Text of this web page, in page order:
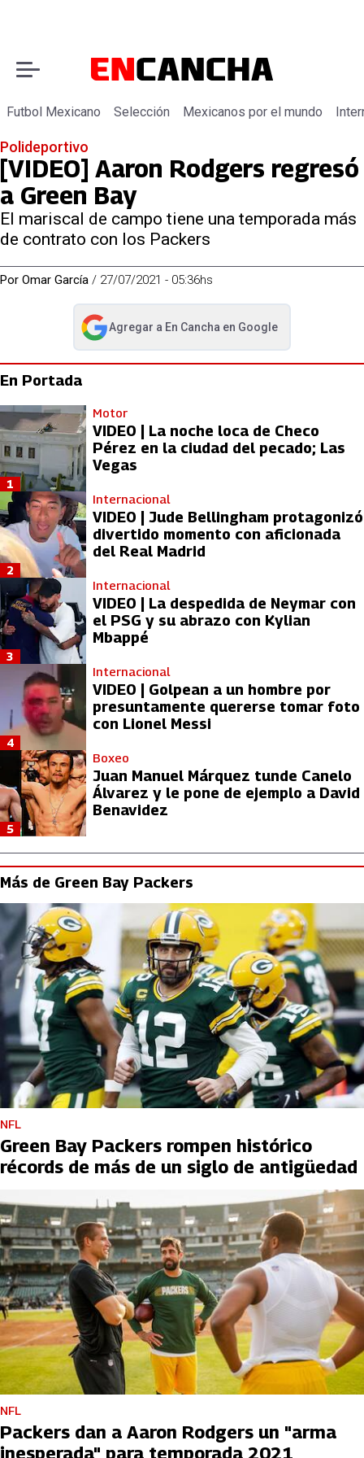
Futbol Mexicano Selección Mexicanos por el mundo
Polideportivo
[VIDEO] Aaron Rodgers regresó
a Green Bay
El mariscal de campo tiene una temporada más
de contrato con los Packers
Por Omar García / 27/07/2021 - 05:36hs
Agregar a En Cancha en Google
abre en nueva pestaña
En Portada
Motor
VIDEO | La noche loca de Checo
Pérez en la ciudad del pecado; Las
Vegas
1
Internacional
VIDEO | Jude Bellingham protagonizó
divertido momento con aficionada
del Real Madrid
2
Internacional
VIDEO | La despedida de Neymar con
el PSG y su abrazo con Kylian
Mbappé
3
Internacional
VIDEO | Golpean a un hombre por
presuntamente quererse tomar foto
con Lionel Messi
4
Boxeo
Juan Manuel Márquez tunde Canelo
Álvarez y le pone de ejemplo a David
Benavidez
5
Más de Green Bay Packers
NFL
Green Bay Packers rompen histórico
récords de más de un siglo de antigüedad
NFL
Packers dan a Aaron Rodgers un "arma
inesperada" para temporada 2021